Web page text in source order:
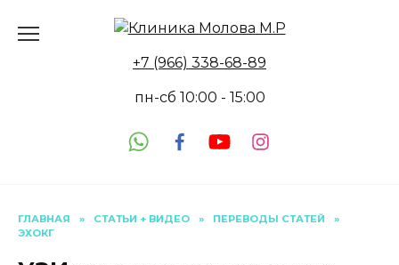
+7 (966) 338-68-89
пн-сб 10:00 - 15:00
ГЛАВНАЯ » СТАТЬИ + ВИДЕО » ПЕРЕВОДЫ СТАТЕЙ
»
ЭХОКГ